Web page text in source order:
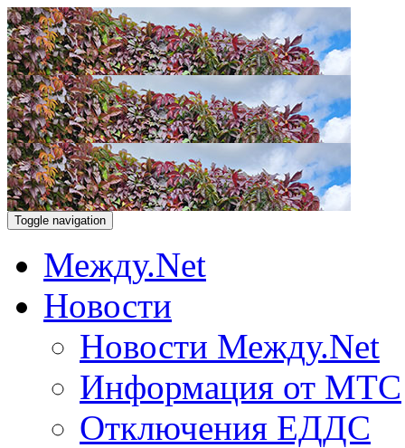
Toggle navigation
Между.Net
Новости
Новости Между.Net
Информация от МТС
Отключения ЕДДС